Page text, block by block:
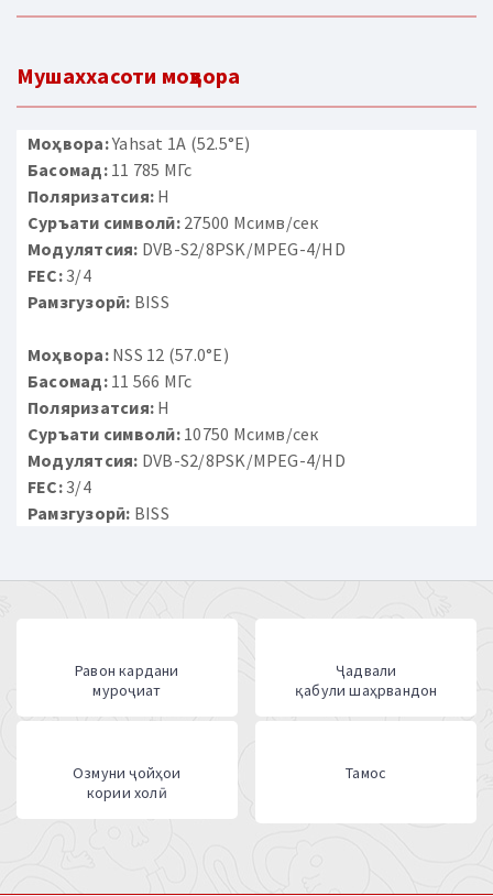
Мушаххасоти моҳвора
Моҳвора:Yahsat 1A (52.5°E)
Басомад:11 785 МГс
Поляризатсия: H
Суръати символӣ:27500 Мсимв/сек
Модулятсия: DVB-S2/8PSK/MPEG-4/HD
FEC:3/4
Рамзгузорӣ: BISS
Моҳвора:NSS 12 (57.0°E)
Басомад:11 566 МГс
Поляризатсия: H
Суръати символӣ:10750 Мсимв/сек
Модулятсия: DVB-S2/8PSK/MPEG-4/HD
FEC:3/4
Рамзгузорӣ: BISS
Равон кардани
муроҷиат
Ҷадвали
қабули шаҳрвандон
Озмуни ҷойҳои
кории холӣ
Тамос